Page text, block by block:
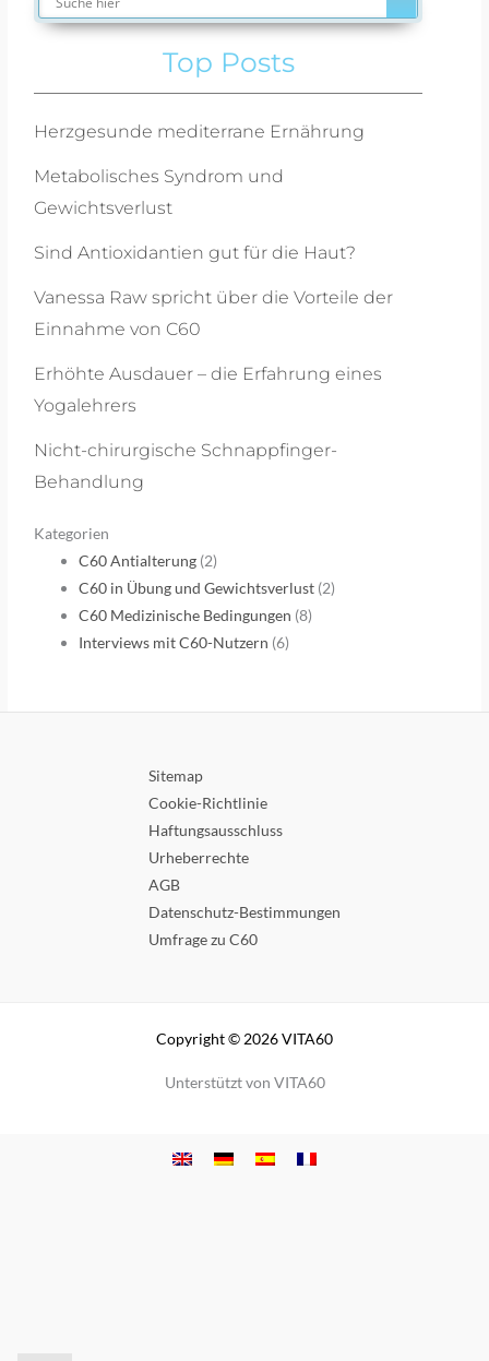
Top Posts
Herzgesunde mediterrane Ernährung
Metabolisches Syndrom und
Gewichtsverlust
Sind Antioxidantien gut für die Haut?
Vanessa Raw spricht über die Vorteile der
Einnahme von C60
Erhöhte Ausdauer – die Erfahrung eines
Yogalehrers
Nicht-chirurgische Schnappfinger-
Behandlung
Kategorien
C60 Antialterung (2)
C60 in Übung und Gewichtsverlust (2)
C60 Medizinische Bedingungen (8)
Interviews mit C60-Nutzern (6)
Sitemap
Cookie-Richtlinie
Haftungsausschluss
Urheberrechte
AGB
Datenschutz-Bestimmungen
Umfrage zu C60
Copyright © 2026 VITA60
Unterstützt von VITA60